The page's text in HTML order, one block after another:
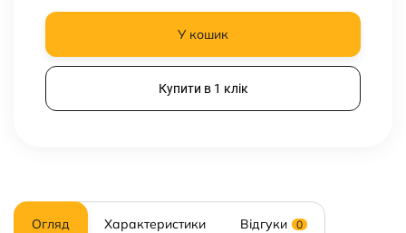
У кошик
Купити в 1 клік
Огляд Характеристики Відгуки 0